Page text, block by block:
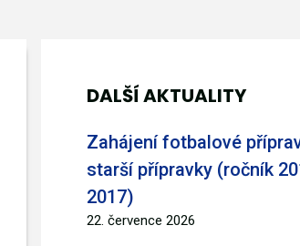
DALŠÍ AKTUALITY
Zahájení fotbalové
starší přípravky (ročník
2017)
22. července 2026